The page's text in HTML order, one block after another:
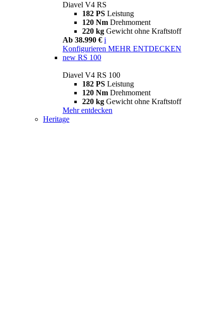
Diavel V4 RS
182 PS Leistung
120 Nm Drehmoment
220 kg Gewicht ohne Kraftstoff
Ab 38.990 € i
Konfigurieren MEHR ENTDECKEN
new RS 100
Diavel V4 RS 100
182 PS Leistung
120 Nm Drehmoment
220 kg Gewicht ohne Kraftstoff
Mehr entdecken
Heritage